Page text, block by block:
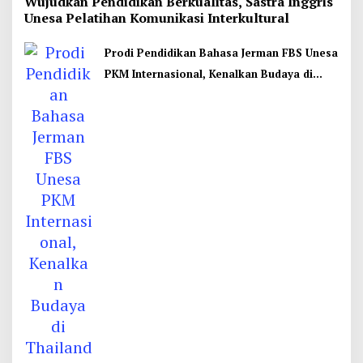
Unesa Pelatihan Komunikasi Interkultural
Prodi Pendidikan Bahasa Jerman FBS Unesa
PKM Internasional, Kenalkan Budaya di